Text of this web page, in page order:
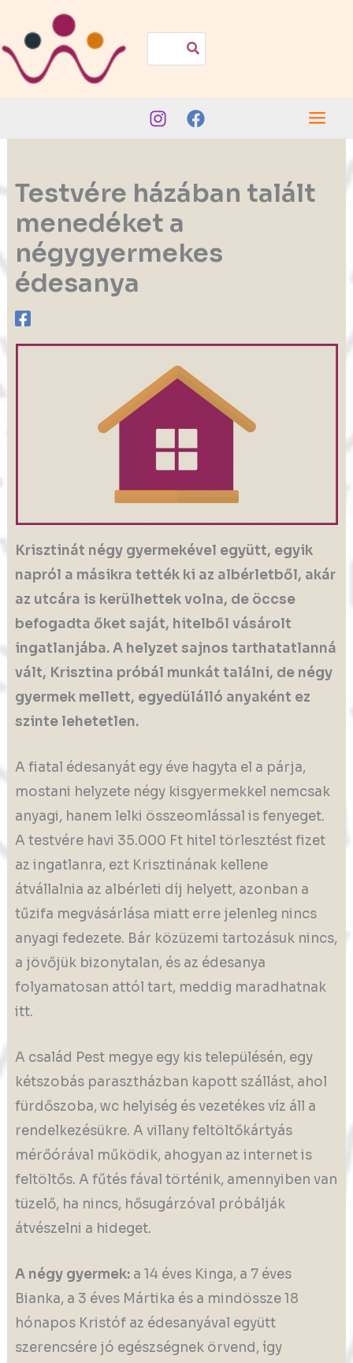
content
Search
Testvére házában talált
menedéket a
négygyermekes
édesanya
Krisztinát négy gyermekével együtt, egyik
napról a másikra tették ki az albérletből, akár
az utcára is kerülhettek volna, de öccse
befogadta őket saját, hitelből vásárolt
ingatlanjába. A helyzet sajnos tarthatatlanná
vált, Krisztina próbál munkát találni, de négy
gyermek mellett, egyedülálló anyaként ez
szinte lehetetlen.
A fiatal édesanyát egy éve hagyta el a párja,
mostani helyzete négy kisgyermekkel nemcsak
anyagi, hanem lelki összeomlással is fenyeget.
A testvére havi 35.000 Ft hitel törlesztést fizet
az ingatlanra, ezt Krisztinának kellene
átvállalnia az albérleti díj helyett, azonban a
tűzifa megvásárlása miatt erre jelenleg nincs
anyagi fedezete. Bár közüzemi tartozásuk nincs,
a jövőjük bizonytalan, és az édesanya
folyamatosan attól tart, meddig maradhatnak
itt.
A család Pest megye egy kis településén, egy
kétszobás parasztházban kapott szállást, ahol
fürdőszoba, wc helyiség és vezetékes víz áll a
rendelkezésükre. A villany feltöltőkártyás
mérőórával működik, ahogyan az internet is
feltöltős. A fűtés fával történik, amennyiben van
tüzelő, ha nincs, hősugárzóval próbálják
átvészelni a hideget.
A négy gyermek: a 14 éves Kinga, a 7 éves
Bianka, a 3 éves Mártika és a mindössze 18
hónapos Kristóf az édesanyával együtt
szerencsére jó egészségnek örvend, így